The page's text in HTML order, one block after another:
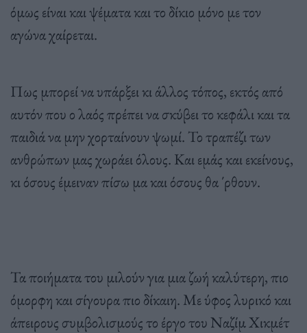
όμως είναι και ψέματα και το δίκιο μόνο με τον
αγώνα χαίρεται.
Πως μπορεί να υπάρξει κι άλλος τόπος, εκτός από
αυτόν που ο λαός πρέπει να σκύβει το κεφάλι και τα
παιδιά να μην χορταίνουν ψωμί. Το τραπέζι των
ανθρώπων μας χωράει όλους. Και εμάς και εκείνους,
κι όσους έμειναν πίσω μα και όσους θα ΄ρθουν.
Τα ποιήματα του μιλούν για μια ζωή καλύτερη, πιο
όμορφη και σίγουρα πιο δίκαιη. Με ύφος λυρικό και
άπειρους συμβολισμούς το έργο του Ναζίμ Χικμέτ